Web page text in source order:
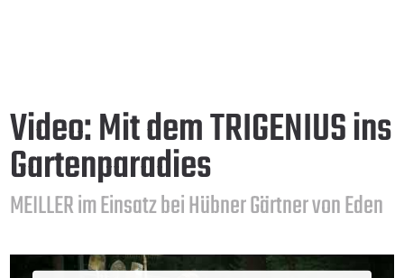
Video: Mit dem TRIGENIUS ins
Gartenparadies
MEILLER im Einsatz bei Hübner Gärtner von Eden